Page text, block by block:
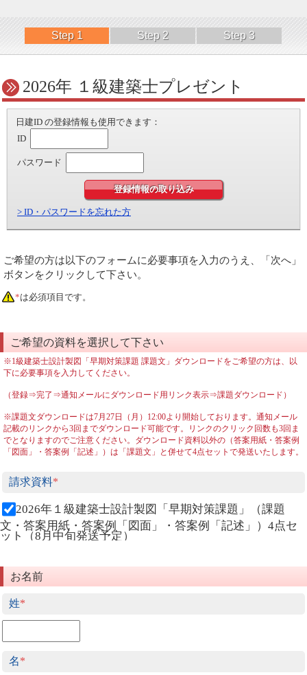
Step 1 Step 2 Step 3
2026年 １級建築士プレゼント
日建ID の登録情報も使用できます：
ID
パスワード
登録情報の取り込み
> ID・パスワードを忘れた方
ご希望の方は以下のフォームに必要事項を入力のうえ、「次へ」
ボタンをクリックして下さい。
*は必須項目です。
ご希望の資料を選択して下さい
※1級建築士設計製図「早期対策課題 課題文」ダウンロードをご希望の方は、以
下に必要事項を入力してください。
（登録⇒完了⇒通知メールにダウンロード用リンク表示⇒課題ダウンロード）
※課題文ダウンロードは7月27日（月）12:00より開始しております。通知メール
記載のリンクから3回までダウンロード可能です。リンクのクリック回数も3回ま
でとなりますのでご注意ください。ダウンロード資料以外の（答案用紙・答案例
「図面」・答案例「記述」）は「課題文」と併せて4点セットで発送いたします。
請求資料*
2026年１級建築士設計製図「早期対策課題」（課題
文・答案用紙・答案例「図面」・答案例「記述」）4点セ
ット（8月中旬発送予定）
お名前
姓*
名*